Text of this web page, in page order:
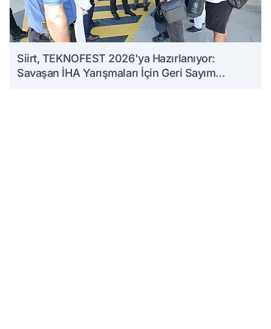
Siirt, TEKNOFEST 2026'ya Hazırlanıyor:
Savaşan İHA Yarışmaları İçin Geri Sayım